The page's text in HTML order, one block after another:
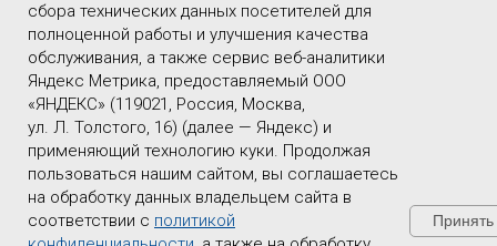
сбора технических данных посетителей для
полноценной работы и улучшения качества
обслуживания, а также сервис веб-аналитики
Яндекс Метрика, предоставляемый ООО
«ЯНДЕКС» (119021, Россия, Москва,
ул. Л. Толстого, 16) (далее — Яндекс) и
применяющий технологию куки. Продолжая
пользоваться нашим сайтом, вы соглашаетесь
на обработку данных владельцем сайта в
соответствии с политикой
миссий в России и за
рубежом
Все права защищены
(C) 2026 ООО «ВО
«РЕСТЭК»
14 апреля с 09.45 до
18.00
15 апреля с 09.45 до
Политика ООО «ВО
«РЕСТЭК» в
отношении обработки